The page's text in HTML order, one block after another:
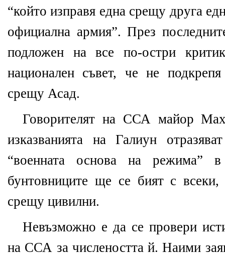
“който изправя една срещу друга
официална армия”. През
подложен на все по-остри
национален съвет, че не
срещу Асад.
Говорителят на ССА майор
изказванията на Галиун
“военната основа на
бунтовниците ще се бият с
срещу цивилни.
Невъзможно е да се провери
на ССА за числеността й. Наими